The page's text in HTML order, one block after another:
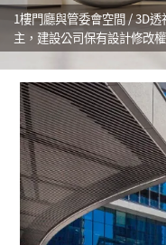
1樓門廳與管委會空間 / 3D
主，建設公司保有設計修改